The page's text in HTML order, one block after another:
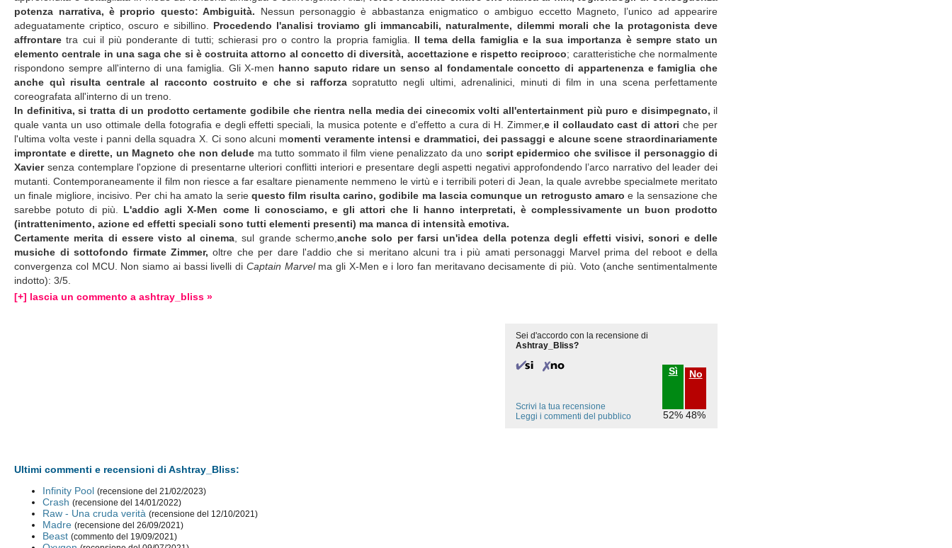
potenza narrativa, è proprio questo: Ambiguità. Nessun personaggio è abbastanza enigmatico o ambiguo eccetto Magneto, l’unico ad appearire
adeguatamente criptico, oscuro e sibillino. Procedendo l'analisi troviamo gli immancabili, naturalmente, dilemmi morali che la protagonista deve
affrontaretra cui il più ponderante di tutti; schierasi pro o contro la propria famiglia. Il tema della famiglia e la sua importanza è sempre stato un
elemento centrale in una saga che si è costruita attorno al concetto di diversità, accettazione e rispetto reciproco; caratteristiche che normalmente
rispondono sempre all'interno di una famiglia. Gli X-men hanno saputo ridare un senso al fondamentale concetto di appartenenza e famiglia che
anche quì risulta centrale al racconto costruito e che si rafforzasopratutto negli ultimi, adrenalinici, minuti di film in una scena perfettamente
coreografata all'interno di un treno.
In definitiva, si tratta di un prodotto certamente godibile che rientra nella media dei cinecomix volti all'entertainment più puro e disimpegnato, il
quale vanta un uso ottimale della fotografia e degli effetti speciali, la musica potente e d'effetto a cura di H. Zimmer,e il collaudato cast di attoriche per
l'ultima volta veste i panni della squadra X. Ci sono alcuni momenti veramente intensi e drammatici, dei passaggi e alcune scene straordinariamente
improntate e dirette, un Magneto che non delude ma tutto sommato il film viene penalizzato da uno script epidermico che svilisce il personaggio di
Xavier senza contemplare l'opzione di presentarne ulteriori conflitti interiori e presentare degli aspetti negativi approfondendo l’arco narrativo del leader dei
mutanti. Contemporaneamente il film non riesce a far esaltare pienamente nemmeno le virtù e i terribili poteri di Jean, la quale avrebbe specialmete meritato
un finale migliore, incisivo. Per chi ha amato la seriequesto film risulta carino, godibile ma lascia comunque un retrogusto amaro e la sensazione che
sarebbe potuto di più. L'addio agliX-Men come li conosciamo, e gli attori che li hanno interpretati, è complessivamente un buon prodotto
(intrattenimento, azione ed effetti speciali sono tutti elementi presenti) ma manca di intensità emotiva.
Certamente merita di essere visto al cinema , sul grande schermo,anche solo per farsi un'idea della potenza degli effetti visivi, sonori e delle
musiche di sottofondo firmate Zimmer,oltre che per dare l'addio che si meritano alcuni tra i più amati personaggi Marvel prima del reboot e della
convergenza col MCU. Non siamo ai bassi livelli di Captain Marvel ma gli X-Men e i loro fan meritavano decisamente di più. Voto (anche sentimentalmente
indotto): 3/5.
[+] lascia un commento a ashtray_bliss »
Sei d'accordo con la recensione di
Ashtray_Bliss?
Sì
52%
No
48%
Scrivi la tua recensione
Leggi i commenti del pubblico
Ultimi commenti e recensioni di Ashtray_Bliss:
Infinity Pool (recensione del 21/02/2023)
Crash (recensione del 14/01/2022)
Raw - Una cruda verità (recensione del 12/10/2021)
Madre (recensione del 26/09/2021)
Beast (commento del 19/09/2021)